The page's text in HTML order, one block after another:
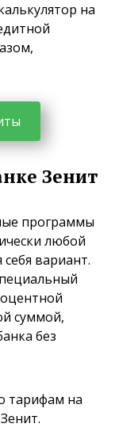
на
Зенит
программы
любой
вариант.
суммой,
без
тарифам на